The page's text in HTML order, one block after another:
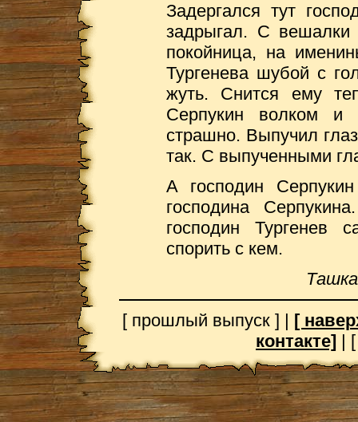
Задергался тут
задрыгал. С
покойница, на
Тургенева шубой с
жуть. Снится ему
Серпукин волком и
страшно. Выпучил
так. С выпученными
А господин
господина
господин
спорить с кем.
[ прошлый выпуск ] | [
контакте] |